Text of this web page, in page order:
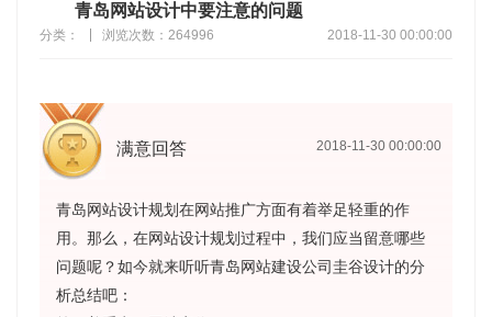
青岛网站设计中要注意的问题
分类： 浏览次数：264996 2018-11-30 00:00:00
满意回答 2018-11-30 00:00:00
青岛网站设计规划在网站推广方面有着举足轻重的作
用。那么，在网站设计规划过程中，我们应当留意哪些
问题呢？如今就来听听青岛网站建设公司圭谷设计的分
析总结吧：